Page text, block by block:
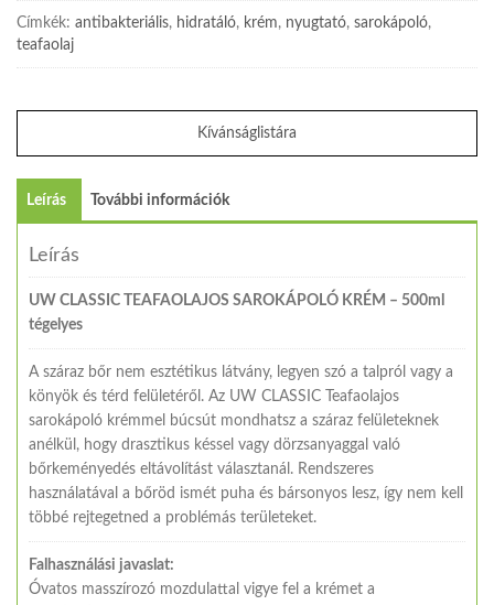
Címkék: antibakteriális, hidratáló, krém, nyugtató, sarokápoló,
teafaolaj
Kívánságlistára
Leírás További információk
Leírás
UW CLASSIC TEAFAOLAJOS SAROKÁPOLÓ KRÉM – 500ml
tégelyes
A száraz bőr nem esztétikus látvány, legyen szó a talpról vagy a
könyök és térd felületéről. Az UW CLASSIC Teafaolajos
sarokápoló krémmel búcsút mondhatsz a száraz felületeknek
anélkül, hogy drasztikus késsel vagy dörzsanyaggal való
bőrkeményedés eltávolítást választanál. Rendszeres
használatával a bőröd ismét puha és bársonyos lesz, így nem kell
többé rejtegetned a problémás területeket.
Falhasználási javaslat:
Óvatos masszírozó mozdulattal vigye fel a krémet a